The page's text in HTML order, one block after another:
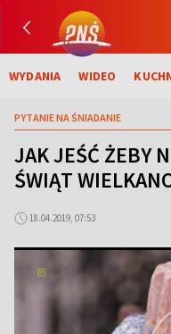
WYDANIA WIDEO
PYTANIE NA ŚNIADANIE
JAK JEŚĆ ŻEBY
ŚWIĄT
18.04.2019, 07:53